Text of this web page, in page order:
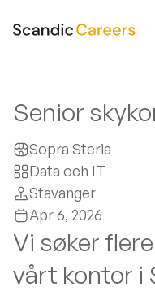
Senior
Sopra Steria
Data och IT
Stavanger
Apr 6, 2026
Vi søker
vårt kontor i